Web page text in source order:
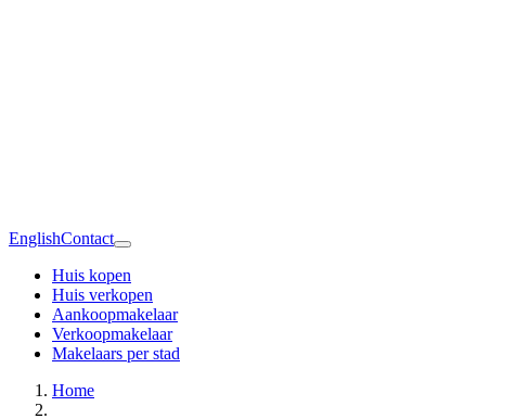
EnglishContact
Huis kopen
Huis verkopen
Aankoopmakelaar
Verkoopmakelaar
Makelaars per stad
Home